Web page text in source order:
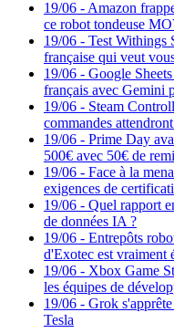
19/06 - Amazon
ce robot tondeuse
19/06 - Test Withings
française qui veut
19/06 - Google
français avec Gemini
19/06 - Steam
commandes
19/06 - Prime Day
500€ avec 50€ de
19/06 - Face à la
exigences de
19/06 - Quel rapport
de données IA ?
19/06 - Entrepôts
d'Exotec est vraiment
19/06 - Xbox Game
les équipes de
19/06 - Grok
Tesla